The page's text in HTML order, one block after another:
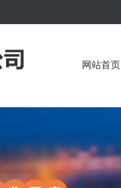
网站首页